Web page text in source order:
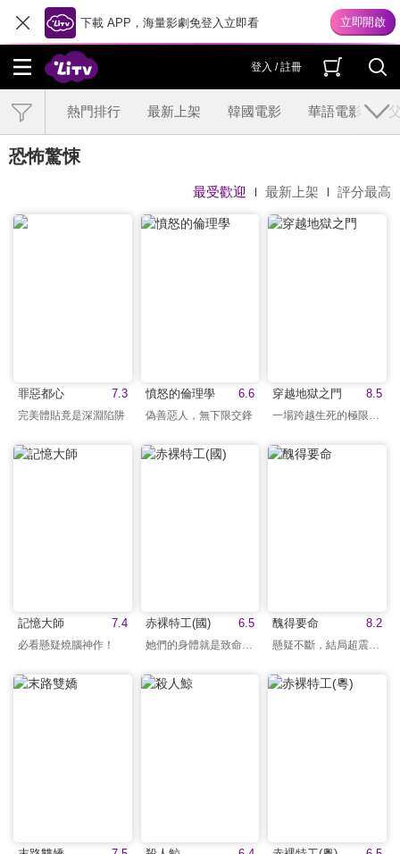
下載 APP，海量影劇免登入立即看
登入 / 註冊
熱門排行 最新上架 韓國電影 華語電影
恐怖驚悚
最受歡迎 最新上架 評分最高
7.3
罪惡都心
完美體貼竟是深淵陷阱
6.6
憤怒的倫理學
偽善惡人，無下限交鋒
8.5
穿越地獄之門
7.4
記憶大師
必看懸疑燒腦神作！
6.5
赤裸特工(國)
她們的身體就是致命武器
8.2
醜得要命
懸疑不斷，結局超震撼！